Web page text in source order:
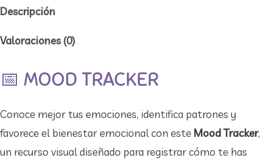
Material
cantidad
Descripción
Valoraciones (0)
📅 MOOD TRACKER
Conoce mejor tus emociones, identifica patrones y
favorece el bienestar emocional con este Mood Tracker,
un recurso visual diseñado para registrar cómo te has